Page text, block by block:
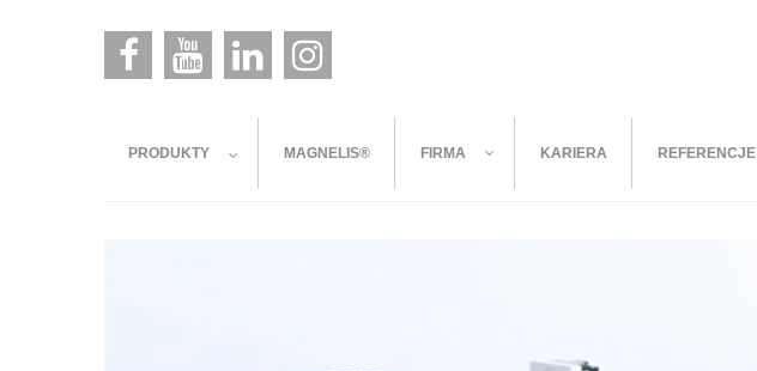
PRODUKTY MAGNELIS® FIRMA KARIERA REFERENCJE